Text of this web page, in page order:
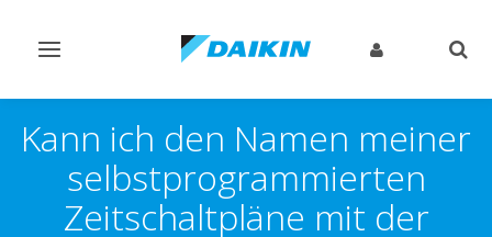
Navigation
Kann ich den Namen meiner
selbstprogrammierten
Zeitschaltpläne mit der